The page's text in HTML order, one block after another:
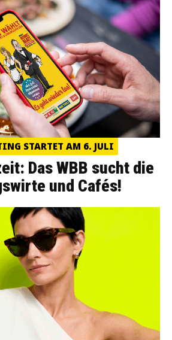
STARTET AM 6. JULI
Das WBB sucht die
und Cafés!